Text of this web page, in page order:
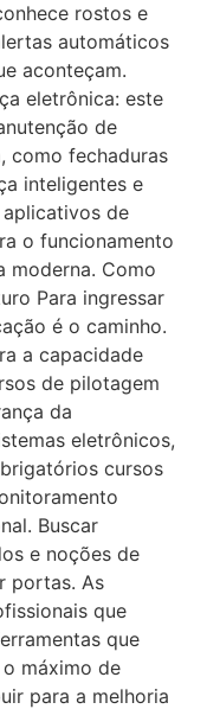
rostos e
automáticos
aconteçam.
eletrônica: este
de
como fechaduras
inteligentes e
de
o funcionamento
moderna. Como
Para ingressar
é o caminho.
a capacidade
de pilotagem
da
eletrônicos,
cursos
Buscar
e noções de
portas. As
que
que
máximo de
para a melhoria